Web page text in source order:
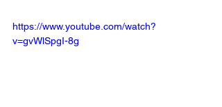
https://www.youtube.com/watch?
v=gvWlSpgI-8g